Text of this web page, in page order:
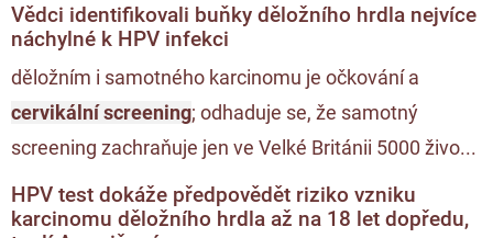
Vědci identifikovali buňky děložního hrdla nejvíce
náchylné k HPV infekci
děložním i samotného karcinomu je očkování a
cervikální screening; odhaduje se, že samotný
screening zachraňuje jen ve Velké Británii 5000 živo...
HPV test dokáže předpovědět riziko vzniku
karcinomu děložního hrdla až na 18 let dopředu,